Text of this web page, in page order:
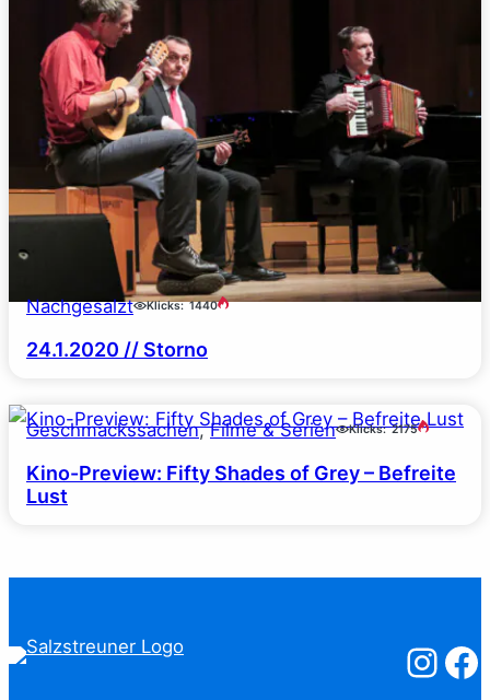
Nachgesalzt Klicks: 1440
24.1.2020 // Storno
Geschmackssachen, Filme & Serien Klicks: 2175
Kino-Preview: Fifty Shades of Grey – Befreite
Lust